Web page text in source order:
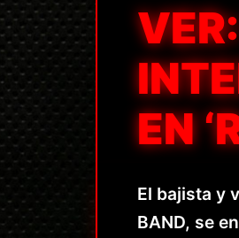
EN
El bajista y
BAND, se